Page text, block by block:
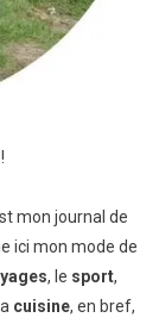
mon journal de
ici mon mode de
, le sport,
cuisine, en bref,